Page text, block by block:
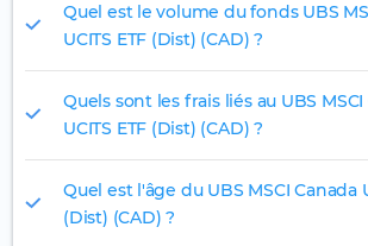
Quel est le volume du fonds UBS
UCITS ETF (Dist) (CAD) ?
Quels sont les frais liés au UBS
UCITS ETF (Dist) (CAD) ?
Quel est l'âge du UBS MSCI Canada
(Dist) (CAD) ?